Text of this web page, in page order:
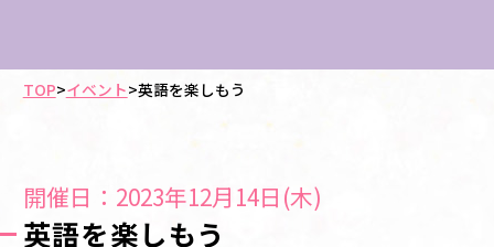
TOP>イベント>英語を楽しもう
開催日：2023年12月14日(木)
英語を楽しもう